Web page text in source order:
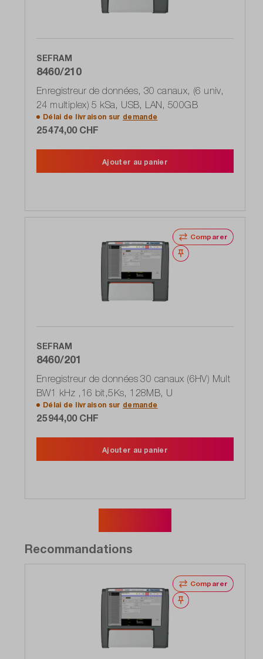
SEFRAM
8460/210
Enregistreur de données, 30 canaux, (6 univ,
24 multiplex) 5 kSa, USB, LAN, 500GB
Délai de livraison sur demande
25 474,00 CHF
Ajouter au panier
Comparer
Noter
SEFRAM
8460/201
Enregistreur de données 30 canaux (6HV) Mult
BW1 kHz ,16 bit,5Ks, 128MB, U
Délai de livraison sur demande
25 944,00 CHF
Ajouter au panier
Recommandations
Comparer
Noter